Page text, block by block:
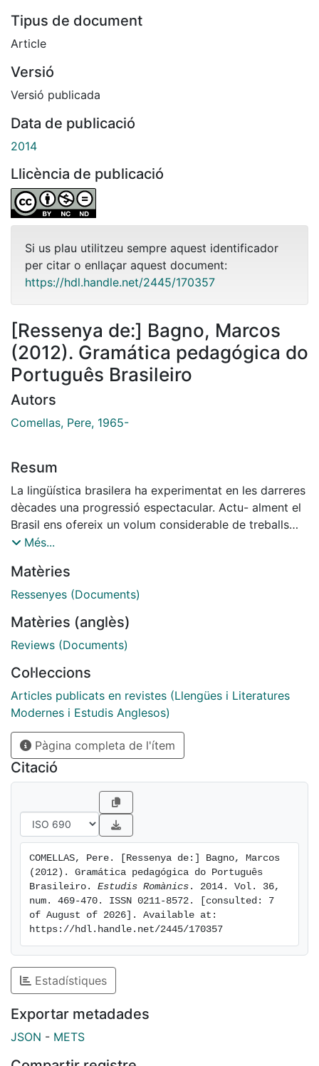
Tipus de document
Article
Versió
Versió publicada
Data de publicació
2014
Llicència de publicació
Si us plau utilitzeu sempre aquest identificador
per citar o enllaçar aquest document:
https://hdl.handle.net/2445/170357
[Ressenya de:] Bagno, Marcos
(2012). Gramática pedagógica do
Português Brasileiro
Autors
Comellas, Pere, 1965-
Resum
La lingüística brasilera ha experimentat en les darreres
dècades una progressió espectacular. Actu- alment el
Brasil ens ofereix un volum considerable de treballs
d'altíssima qualitat i des d'un ampli ven- tall de
Tanmateix, potser entre tota la feina feta caldria
destacar dos àmbits: l'estudi descriptiu del portuguès i
objecte d'aquesta ressenya justament participa de
tots dos.
Més...
Matèries
Ressenyes (Documents)
Matèries (anglès)
Reviews (Documents)
Col·leccions
Articles publicats en revistes (Llengües i Literatures
Modernes i Estudis Anglesos)
Pàgina completa de l'ítem
Citació
COMELLAS, Pere. [Ressenya de:] Bagno, Marcos
(2012). Gramática pedagógica do Português
Brasileiro. Estudis Romànics . 2014. Vol. 36,
num. 469-470. ISSN 0211-8572. [consulted: 7
of August of 2026]. Available at:
https://hdl.handle.net/2445/170357
Estadístiques
Exportar metadades
JSON - METS